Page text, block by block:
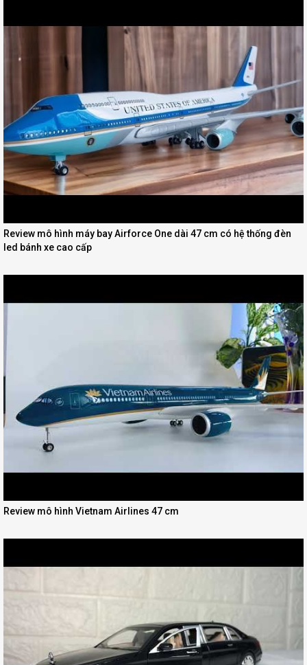
Review mô hình máy bay Airforce One dài 47 cm có hệ thống đèn
led bánh xe cao cấp
Review mô hình Vietnam Airlines 47 cm